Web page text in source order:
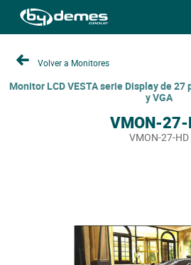
Volver a Monitores
Monitor LCD VESTA serie Display de 27
y VGA
VMON-27-
VMON-27-HD